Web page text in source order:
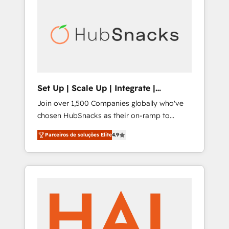
Set Up | Scale Up | Integrate |
HubSnacks FlexPlan
Join over 1,500 Companies globally who've
chosen HubSnacks as their on-ramp to
HubSpot since 2014 Simple pay-as-you-go
plans that accelerate value... 1️⃣ Set Up |
Onboarding New or Check-fixing existing
HubSpot portals 2️⃣ Scale Up | 100% HubSpot
Integrate | your entire Tech Stack with
API Integration project... ⬅️ Click "Contact
Business" ⬅️ to access 150+ Kickstart
Parceiros de soluções Elite4.9